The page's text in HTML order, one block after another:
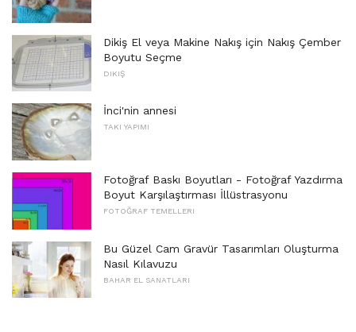
Dikiş El veya Makine Nakış için Nakış Çember
Boyutu Seçme
DIKIŞ
İnci'nin annesi
TAKI YAPIMI
Fotoğraf Baskı Boyutları - Fotoğraf Yazdırma
Boyut Karşılaştırması İllüstrasyonu
FOTOĞRAF TEMELLERI
Bu Güzel Cam Gravür Tasarımları Oluşturma
Nasıl Kılavuzu
BAHAR EL SANATLARI